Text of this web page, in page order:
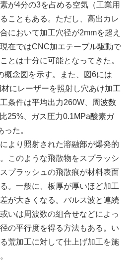
が4分の3を占める空気（工業用
こともある。ただし、高出カレ
において加工穴径が2mmを超え
在ではCNC加エテーブル駆動で
とは十分に可能となってきた。
概念図を示す。また、図6には
にレーザーを照射し穴あけ加工
条件は平均出力260W、周波数
25%、ガス圧力0.1MPa酸素ガ
た。
より照射された溶融部が爆発的
このような飛散物をスプラッシ
プラッシュの飛散痕が材料表面
。一般に、板厚が厚いほど加工
が大きくなる。パルス波と連続
いは周波数の組合せなどによっ
の平行度を得る方法もある。い
荒加工に対して仕上げ加工を施